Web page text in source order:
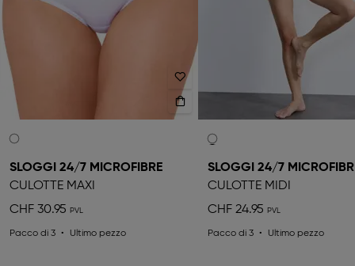
SLOGGI 24/7 MICROFIBRE
CULOTTE MAXI
CHF 30.95
Pacco di 3 Ultimo pezzo
SLOGGI 24/7
CULOTTE MIDI
CHF 24.95
Pacco di 3 Ultimo pezzo